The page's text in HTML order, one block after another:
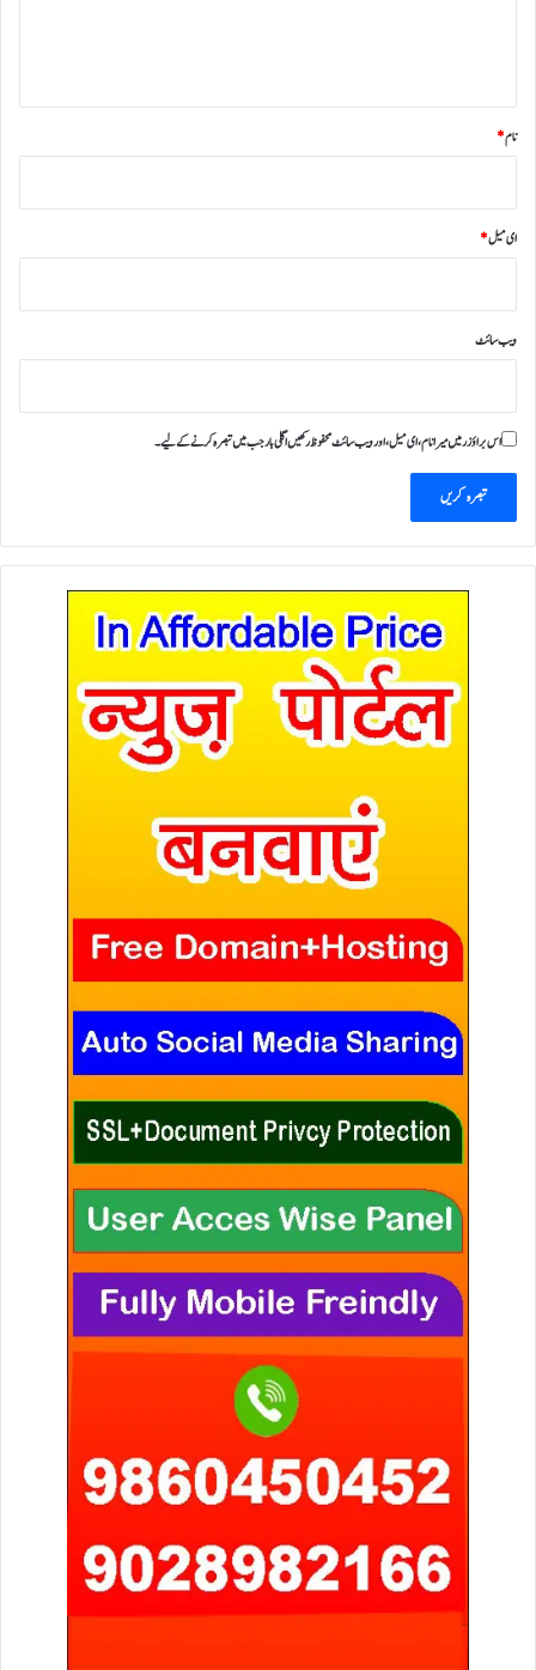
نام*
ای میل*
ویب‌ سائٹ
اس براؤزر میں میرا نام، ای میل، اور ویب سائٹ محفوظ رکھیں اگلی بار جب میں تبصرہ کرنے کےلیے۔